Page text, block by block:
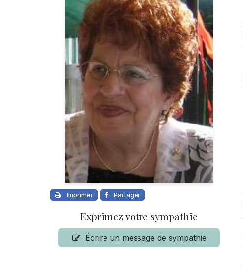
Imprimer Partager
Exprimez votre sympathie
Écrire un message de sympathie